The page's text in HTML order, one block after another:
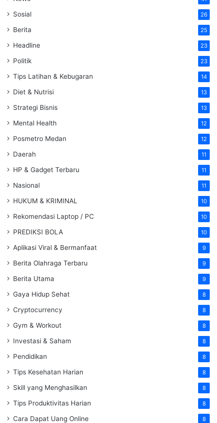
Sosial 26
Berita 25
Headline 23
Politik 23
Tips Latihan & Kebugaran 14
Diet & Nutrisi 13
Strategi Bisnis 13
Mental Health 12
Posmetro Medan 12
Daerah 11
HP & Gadget Terbaru 11
Nasional 11
HUKUM & KRIMINAL 10
Rekomendasi Laptop / PC 10
PREDIKSI BOLA 10
Aplikasi Viral & Bermanfaat 9
Berita Olahraga Terbaru 9
Berita Utama 9
Gaya Hidup Sehat 8
Cryptocurrency 8
Gym & Workout 8
Investasi & Saham 8
Pendidikan 8
Tips Kesehatan Harian 8
Skill yang Menghasilkan 8
Tips Produktivitas Harian 8
Cara Dapat Uang Online 8